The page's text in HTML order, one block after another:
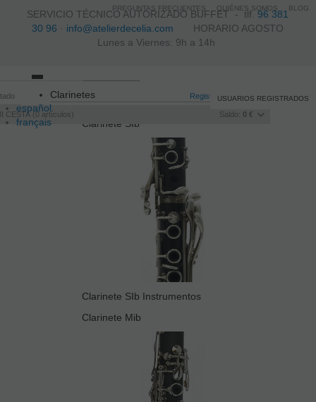
SERVICIO TÉCNICO AUTORIZADO BUFFET -tlf.96 381
30 96 · info@atelierdecelia.com HORARIO AGOSTO
Lunes a Viernes: 9h a 14h
español
français
Registro /Iniciar sesión
CESTA 0 artículos Saldo: 0 €
USUARIOS REGISTRADOS
navigation
Clarinetes
Clarinete SIb
Clarinete SIb Instrumentos
Clarinete Mib
PREGUNTAS FRECUENTES QUIÉNES SOMOS BLOG